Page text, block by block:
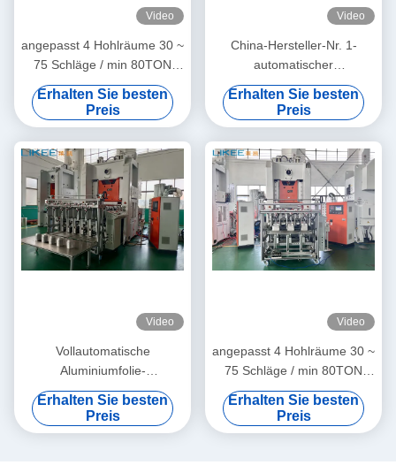
Video
angepasst 4 Hohlräume 30 ~
75 Schläge / min 80TON
Aluminiumfolie Behälter
Herstellung Maschine
Erhalten Sie besten
Preis
Video
China-Hersteller-Nr. 1-
automatischer
Aluminiumfolie-Behälter, der
Maschine LK-T80 herstellt
Erhalten Sie besten
Preis
Video
Vollautomatische
Aluminiumfolie-
Containermacherei 380V
50HZ
Erhalten Sie besten
Preis
Video
angepasst 4 Hohlräume 30 ~
75 Schläge / min 80TON
Aluminiumfolie Behälter
Herstellung Maschine
Erhalten Sie besten
Preis